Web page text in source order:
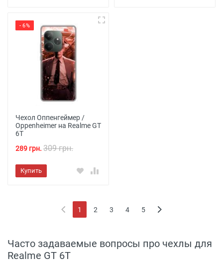
- 6%
Чехол Оппенгеймер /
Oppenheimer на Realme GT
6T
289 грн. 309 грн.
Купить
1
(current)
2 3 4 5
Часто задаваемые вопросы про чехлы для
Realme GT 6T